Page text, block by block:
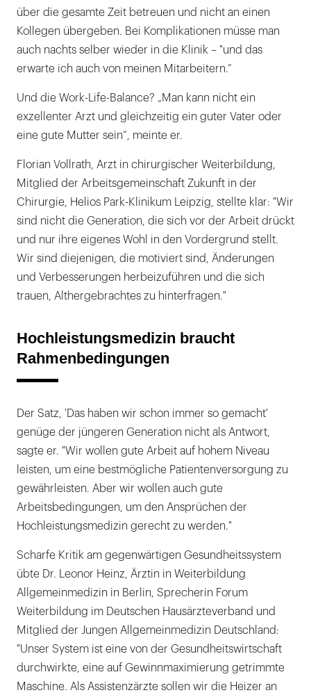
über die gesamte Zeit betreuen und nicht an einen
Kollegen übergeben. Bei Komplikationen müsse man
auch nachts selber wieder in die Klinik – "und das
erwarte ich auch von meinen Mitarbeitern.“
Und die Work-Life-Balance? „Man kann nicht ein
exzellenter Arzt und gleichzeitig ein guter Vater oder
eine gute Mutter sein“, meinte er.
Florian Vollrath, Arzt in chirurgischer Weiterbildung,
Mitglied der Arbeitsgemeinschaft Zukunft in der
Chirurgie, Helios Park-Klinikum Leipzig, stellte klar: "Wir
sind nicht die Generation, die sich vor der Arbeit drückt
und nur ihre eigenes Wohl in den Vordergrund stellt.
Wir sind diejenigen, die motiviert sind, Änderungen
und Verbesserungen herbeizuführen und die sich
trauen, Althergebrachtes zu hinterfragen."
Hochleistungsmedizin braucht
Rahmenbedingungen
Der Satz, 'Das haben wir schon immer so gemacht'
genüge der jüngeren Generation nicht als Antwort,
sagte er. "Wir wollen gute Arbeit auf hohem Niveau
leisten, um eine bestmögliche Patientenversorgung zu
gewährleisten. Aber wir wollen auch gute
Arbeitsbedingungen, um den Ansprüchen der
Hochleistungsmedizin gerecht zu werden."
Scharfe Kritik am gegenwärtigen Gesundheitssystem
übte Dr. Leonor Heinz, Ärztin in Weiterbildung
Allgemeinmedizin in Berlin, Sprecherin Forum
Weiterbildung im Deutschen Hausärzteverband und
Mitglied der Jungen Allgemeinmedizin Deutschland:
"Unser System ist eine von der Gesundheitswirtschaft
durchwirkte, eine auf Gewinnmaximierung getrimmte
Maschine. Als Assistenzärzte sollen wir die Heizer an